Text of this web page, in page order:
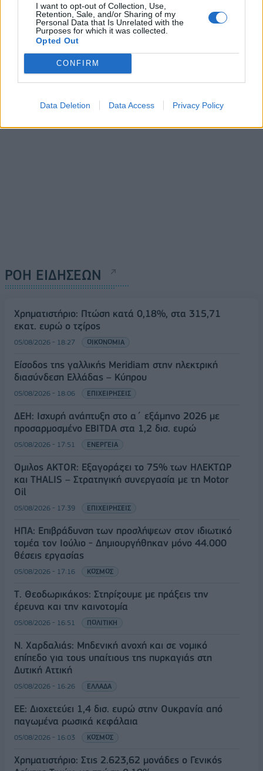
I want to opt-out of Collection, Use,
Retention, Sale, and/or Sharing of my
Personal Data that Is Unrelated with the
Purposes for which it was collected.
Opted Out
CONFIRM
Data Deletion Data Access Privacy Policy
MLS: Δεν υπάρχει κάποιο
σημαντικό γεγονός που να
δικαιολογεί την πτώση της
μετοχής μας
08/10/2019 - 15:31
FrieslandCampina Hellas:
ΡΟΗ ΕΙΔΗΣΕΩΝ
Χρηματιστήριο: Πτώση κατά 0,18%, στα 315,71
εκατ. ευρώ ο τζίρος
05/08/2026 - 18:27 ΟΙΚΟΝΟΜΙΑ
Είσοδος της γαλλικής Meridiam στην ηλεκτρική
διασύνδεση Ελλάδας – Κύπρου
05/08/2026 - 18:06 ΕΠΙΧΕΙΡΗΣΕΙΣ
ΔΕΗ: Ισχυρή ανάπτυξη στο α΄ εξάμηνο 2026 με
προσαρμοσμένο EBITDA στα 1,2 δισ. ευρώ
05/08/2026 - 17:51 ΕΝΕΡΓΕΙΑ
Όμιλος AKTOR: Εξαγοράζει το 75% των ΗΛΕΚΤΩΡ
και THALIS – Στρατηγική συνεργασία με τη Motor
Oil
05/08/2026 - 17:39 ΕΠΙΧΕΙΡΗΣΕΙΣ
ΗΠΑ: Επιβράδυνση των προσλήψεων στον ιδιωτικό
τομέα τον Ιούλιο - Δημιουργήθηκαν μόνο 44.000
θέσεις εργασίας
05/08/2026 - 17:16 ΚΟΣΜΟΣ
Τ. Θεοδωρικάκος: Στηρίζουμε με πράξεις την
έρευνα και την καινοτομία
05/08/2026 - 16:51 ΠΟΛΙΤΙΚΗ
Ν. Χαρδαλιάς: Μηδενική ανοχή και σε νομικό
επίπεδο για τους υπαίτιους της πυρκαγιάς στη
Δυτική Αττική
05/08/2026 - 16:26 ΕΛΛΑΔΑ
ΕΕ: Διοχετεύει 1,4 δισ. ευρώ στην Ουκρανία από
παγωμένα ρωσικά κεφάλαια
05/08/2026 - 16:03 ΚΟΣΜΟΣ
Χρηματιστήριο: Στις 2.623,62 μονάδες ο Γενικός